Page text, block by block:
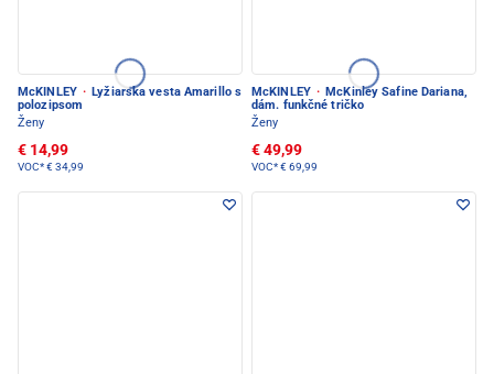
McKINLEY · Lyžiarska vesta Amarillo s
polozipsom
Ženy
€ 14,99
VOC*€ 34,99
McKINLEY · McKinley Safine Dariana,
dám. funkčné tričko
Ženy
€ 49,99
VOC*€ 69,99